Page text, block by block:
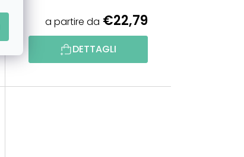
a partire da €22,79
DETTAGLI